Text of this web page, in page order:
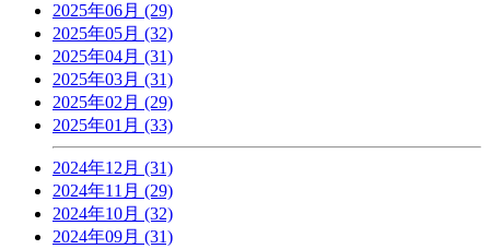
2025年06月 (29)
2025年05月 (32)
2025年04月 (31)
2025年03月 (31)
2025年02月 (29)
2025年01月 (33)
2024年12月 (31)
2024年11月 (29)
2024年10月 (32)
2024年09月 (31)